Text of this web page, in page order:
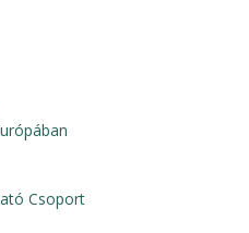
Csoport